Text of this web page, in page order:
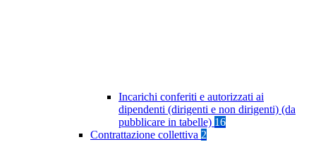
Incarichi conferiti e autorizzati ai
dipendenti (dirigenti e non dirigenti) (da
pubblicare in tabelle) 16
Contrattazione collettiva 2